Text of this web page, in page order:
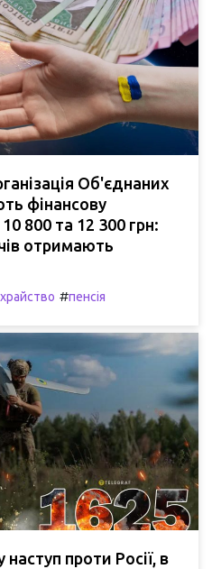
Об'єднаних
фінансову
800 та 12 300 грн:
отримають
#пенсія
проти Росії, в